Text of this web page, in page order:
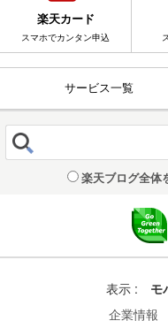
楽天カード
スマホでカンタン申込
サービス一覧
楽天ブログ全体
表示 : モ
企業情報